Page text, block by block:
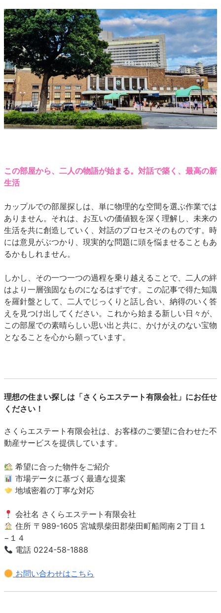
この部屋から、二人の物語が始まる。対話で築く、最高の新
生活
カップルでの部屋探しは、単に物理的な空間を選ぶ作業では
ありません。それは、お互いの価値観を深く理解し、未来の
生活を共に創造していく、対話のプロセスそのものです。時
には意見がぶつかり、現実的な問題に頭を悩ませることもあ
るかもしれません。
しかし、その一つ一つの過程を乗り越えることで、二人の絆
はより一層強固なものになるはずです。この記事で得た知識
を羅針盤として、二人でじっくりと話し合い、納得のいく答
えを見つけ出してください。これから始まる新しい日々が、
この部屋での素晴らしい思い出と共に、かけがえのない宝物
となることを心から願っています。
理想の住まい探しは「さくらエステート有限会社」にお任せ
ください！
さくらエステート有限会社は、お客様のご要望に合わせた不
動産サービスを提供しています。
希望に合った物件をご紹介
市場データに基づく最適な提案
地域密着の丁寧な対応
会社名 さくらエステート有限会社
住所 〒989-1605 宮城県柴田郡柴田町船岡南２丁目１
−１４
電話 0224-58-1888
お問い合わせはこちら